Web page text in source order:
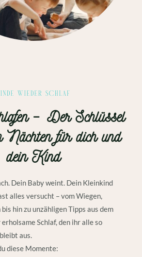
WIEDER SCHLAF
– Der Schlüssel
Nächten für dich und
dein Kind
Dein Baby weint. Dein Kleinkind
alles versucht – vom Wiegen,
hin zu unzähligen Tipps aus dem
Schlaf, den ihr alle so
aus.
diese Momente: